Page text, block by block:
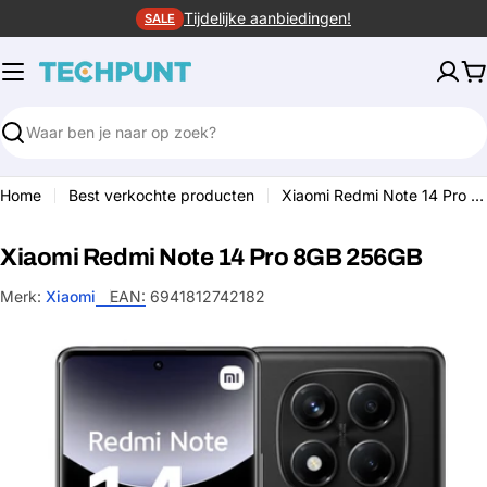
naar
inhoud
SALE Tijdelijke aanbiedingen!
Zoeken
Home Best verkochte producten Xiaomi Redmi Note 14 Pro 8GB 256GB
Xiaomi Redmi Note 14 Pro 8GB 256GB
Merk: Xiaomi EAN: 6941812742182